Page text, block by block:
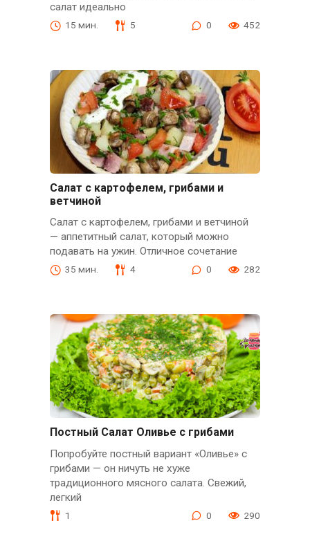
салат идеально
15 мин. 5 0 452
Салат с картофелем, грибами и
ветчиной
Салат с картофелем, грибами и ветчиной
— аппетитный салат, который можно
подавать на ужин. Отличное сочетание
35 мин. 4 0 282
Постный Салат Оливье с грибами
Попробуйте постный вариант «Оливье» с
грибами — он ничуть не хуже
традиционного мясного салата. Свежий,
легкий
1 0 290